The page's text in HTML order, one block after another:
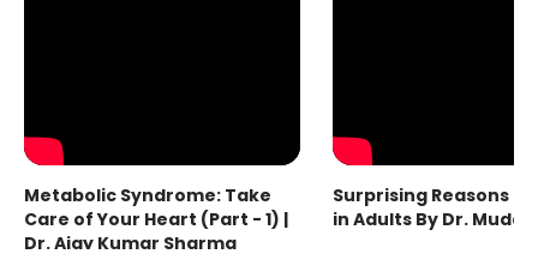
Metabolic Syndrome: Take
Care of Your Heart (Part - 1) |
Dr. Ajay Kumar Sharma
Surprising Reasons
in Adults By Dr.